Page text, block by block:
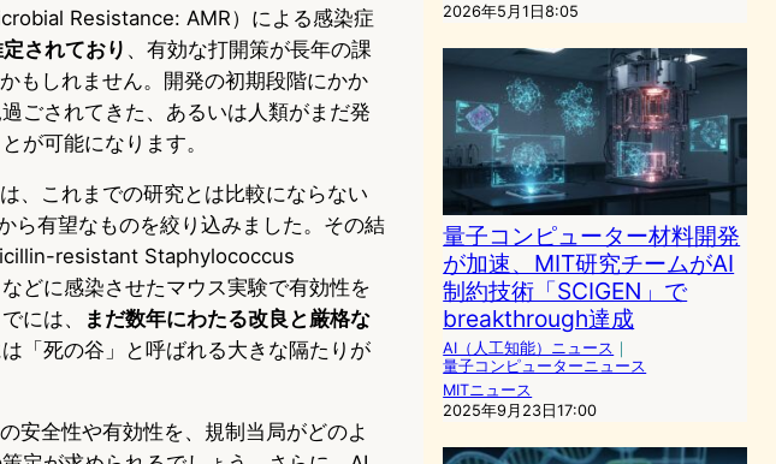
Resistance: AMR）による感染症
されており 、有効な打開策が長年の課
もしれません。開発の初期段階にかか
ごされてきた、あるいは人類がまだ発
が可能になります。
、これまでの研究とは比較にならない
ら有望なものを絞り込みました。その結
resistant Staphylococcus
どに感染させたマウス実験で有効性を
には、
まだ数年にわたる改良と厳格な
「死の谷」と呼ばれる大きな隔たりが
安全性や有効性を、規制当局がどのよ
2026年5月1日8:05
量子コンピューター材料開発
が加速、MIT研究チームがAI
制約技術「SCIGEN」で
breakthrough達成
AI（人工知能）ニュース ｜
量子コンピューターニュース
MITニュース
2025年9月23日17:00